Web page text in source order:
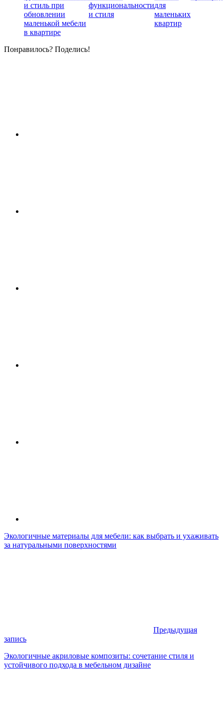
и стиль при
обновлении
маленькой мебели
в квартире
функциональности
и стиля
для
маленьких
квартир
Понравилось? Поделись!
Экологичные материалы для мебели: как выбрать и ухаживать
за натуральными поверхностями
Предыдущая
запись
Экологичные акриловые композиты: сочетание стиля и
устойчивого подхода в мебельном дизайне